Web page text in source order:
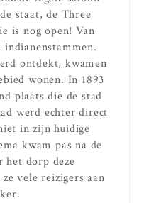
staat, de Three
is nog open! Van
ontdekt, kwamen
wonen. In 1893
plaats die de stad
werd echter direct
in zijn huidige
kwam pas na de
het dorp deze
vele reizigers aan